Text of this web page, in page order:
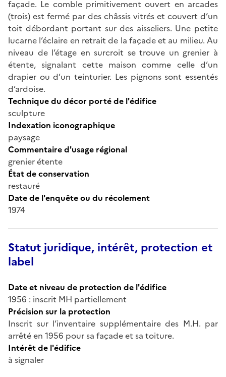
façade. Le comble primitivement ouvert en arcades
(trois) est fermé par des châssis vitrés et couvert d’un
toit débordant portant sur des aisseliers. Une petite
lucarne l’éclaire en retrait de la façade et au milieu. Au
niveau de l’étage en surcroit se trouve un grenier à
étente, signalant cette maison comme celle d’un
drapier ou d’un teinturier. Les pignons sont essentés
d’ardoise.
Technique du décor porté de l'édifice
sculpture
Indexation iconographique
paysage
Commentaire d'usage régional
grenier étente
État de conservation
restauré
Date de l'enquête ou du récolement
1974
Statut juridique, intérêt, protection et
label
Date et niveau de protection de l'édifice
1956 : inscrit MH partiellement
Précision sur la protection
Inscrit sur l’inventaire supplémentaire des M.H. par
arrêté en 1956 pour sa façade et sa toiture.
Intérêt de l'édifice
à signaler